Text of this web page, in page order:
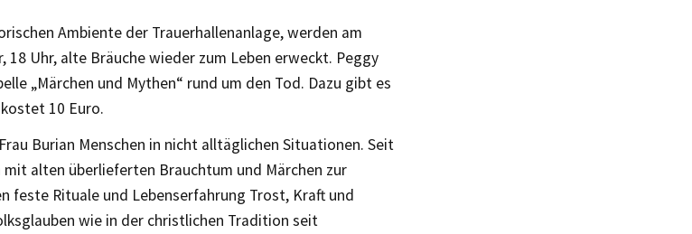
Ambiente der Trauerhallenanlage, werden am
18 Uhr, alte Bräuche wieder zum Leben erweckt. Peggy
„Märchen und Mythen“ rund um den Tod. Dazu gibt es
10 Euro.
Burian Menschen in nicht alltäglichen Situationen. Seit
alten überlieferten Brauchtum und Märchen zur
feste Rituale und Lebenserfahrung Trost, Kraft und
wie in der christlichen Tradition seit